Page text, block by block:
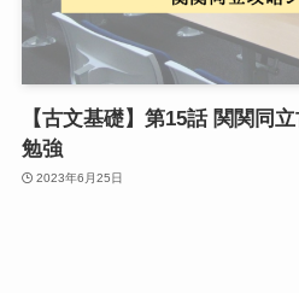
【古文基礎】第15話 関関同
勉強
2023年6月25日